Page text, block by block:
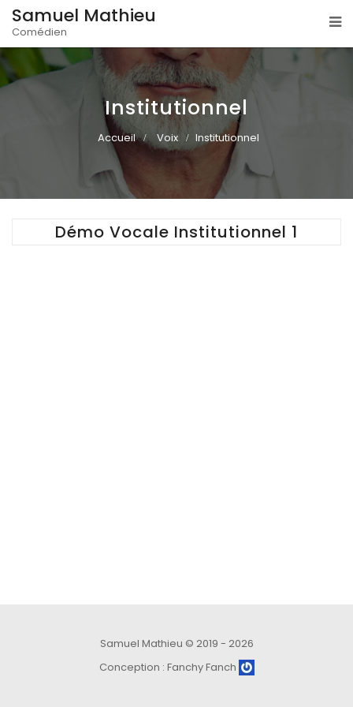
Institutionnel
Accueil Voix Institutionnel
Démo Vocale Institutionnel 1
Samuel Mathieu
Comédien
Samuel Mathieu © 2019 - 2026
Conception : Fanchy Fanch